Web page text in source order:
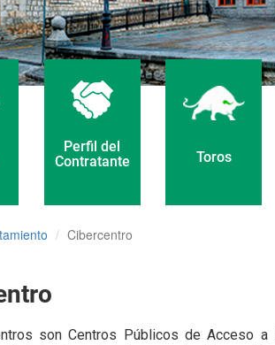
Perfil del
Contratante
Toros
Cibercentro
son Centros Públicos de Acceso